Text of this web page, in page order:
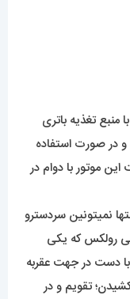
تغذیه باتری
و در صورت استفاده
موتور با دوام در
نمیتونین سردسترو
رولکس که یکی
با دست در جهت عقربه
تقویم و در